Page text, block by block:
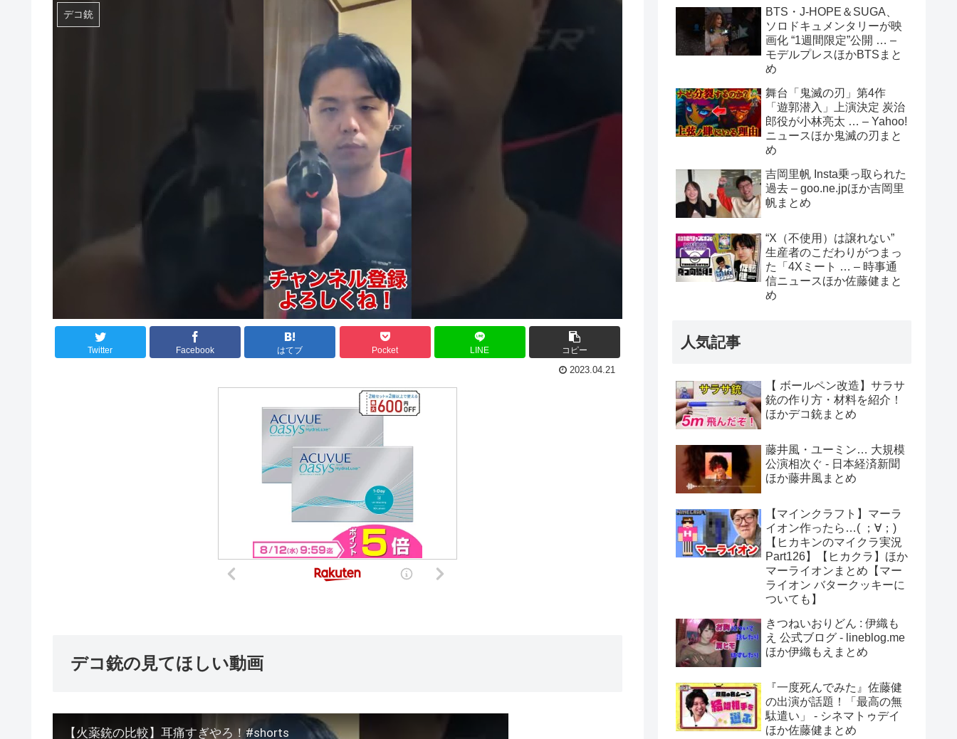
デコ銃
Twitter Facebook はてブ Pocket LINE コピー
2023.04.21
デコ銃の見てほしい動画
【火薬銃の比較】耳痛すぎやろ！#shorts
BTS・J-HOPE＆SUGA、
ソロドキュメンタリーが映
画化 “1週間限定”公開 … –
モデルプレスほかBTSまと
め
舞台「鬼滅の刃」第4作
「遊郭潜入」上演決定 炭治
郎役が小林亮太 … – Yahoo!
ニュースほか鬼滅の刃まと
め
吉岡里帆 Insta乗っ取られた
過去 – goo.ne.jpほか吉岡里
帆まとめ
“X（不使用）は譲れない”
生産者のこだわりがつまっ
た「4Xミート … – 時事通
信ニュースほか佐藤健まと
め
人気記事
【 ボールペン改造】サラサ
銃の作り方・材料を紹介！
ほかデコ銃まとめ
藤井風・ユーミン… 大規模
公演相次ぐ - 日本経済新聞
ほか藤井風まとめ
【マインクラフト】マーラ
イオン作ったら…( ；∀；)
【ヒカキンのマイクラ実況
Part126】【ヒカクラ】ほか
マーライオンまとめ【マー
ライオン バタークッキーに
ついても】
きつねいおりどん : 伊織も
え 公式ブログ - lineblog.me
ほか伊織もえまとめ
『一度死んでみた』佐藤健
の出演が話題！「最高の無
駄遣い」 - シネマトゥデイ
ほか佐藤健まとめ